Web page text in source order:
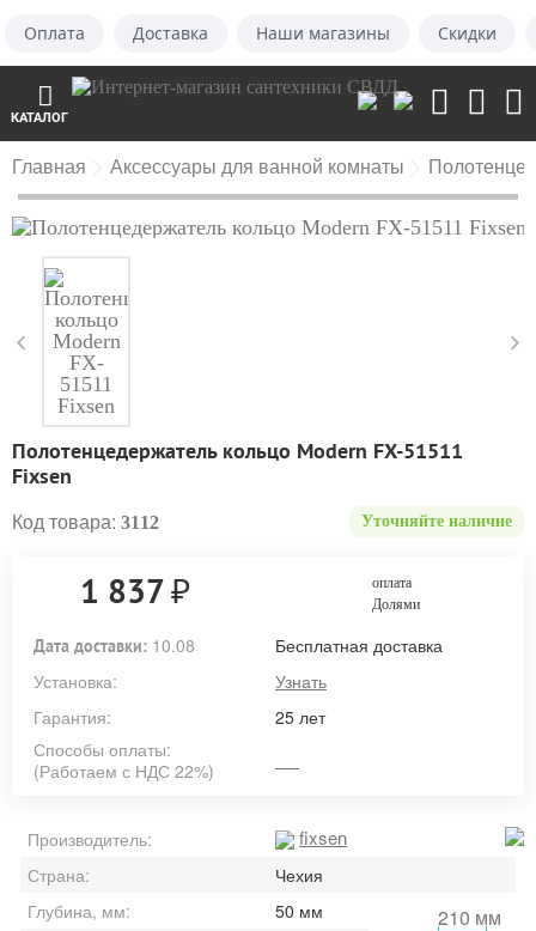
Оплата Доставка Наши магазины Скидки
КАТАЛОГ
Главная Аксессуары для ванной комнаты
Полотенцедержатель кольцо Modern FX-51511
Fixsen
Код товара: 3112 Уточняйте наличие
1 837₽
оплата
Долями
Дата доставки: 10.08
Бесплатная доставка
Установка:
Узнать
Гарантия:
25 лет
Способы оплаты:
(Работаем с НДС 22%)
Производитель: fixsen
Страна:
Чехия
Глубина, мм:
50 мм
210 мм